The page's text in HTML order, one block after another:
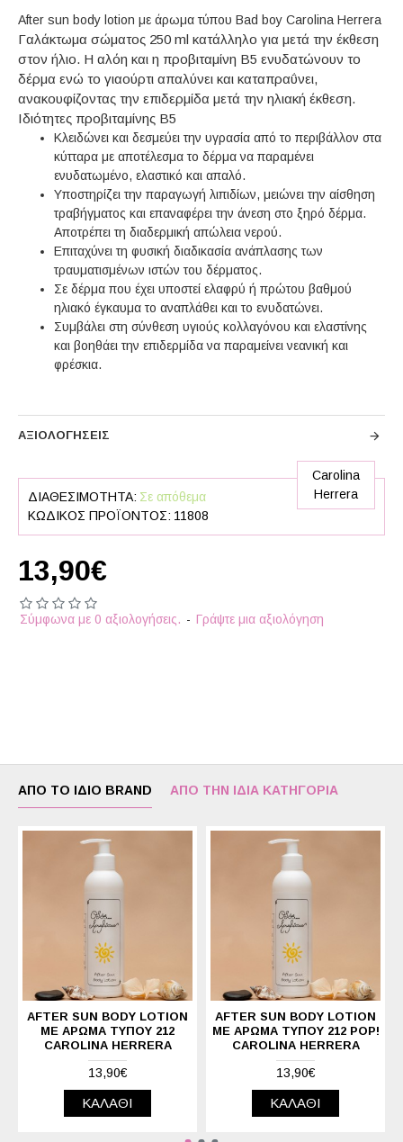
After sun body lotion με άρωμα τύπου Bad boy Carolina Herrera
Γαλάκτωμα σώματος 250 ml κατάλληλο για μετά την έκθεση
στον ήλιο. Η αλόη και η προβιταμίνη Β5 ενυδατώνουν το
δέρμα ενώ το γιαούρτι απαλύνει και καταπραΰνει,
ανακουφίζοντας την επιδερμίδα μετά την ηλιακή έκθεση.
Ιδιότητες προβιταμίνης Β5
Κλειδώνει και δεσμεύει την υγρασία από το περιβάλλον στα
κύτταρα με αποτέλεσμα το δέρμα να παραμένει
ενυδατωμένο, ελαστικό και απαλό.
Υποστηρίζει την παραγωγή λιπιδίων, μειώνει την αίσθηση
τραβήγματος και επαναφέρει την άνεση στο ξηρό δέρμα.
Αποτρέπει τη διαδερμική απώλεια νερού.
Επιταχύνει τη φυσική διαδικασία ανάπλασης των
τραυματισμένων ιστών του δέρματος.
Σε δέρμα που έχει υποστεί ελαφρύ ή πρώτου βαθμού
ηλιακό έγκαυμα το αναπλάθει και το ενυδατώνει.
Συμβάλει στη σύνθεση υγιούς κολλαγόνου και ελαστίνης
και βοηθάει την επιδερμίδα να παραμείνει νεανική και
φρέσκια.
ΑΞΙΟΛΟΓΉΣΕΙΣ
ΔΙΑΘΕΣΙΜΌΤΗΤΑ: Σε απόθεμα
ΚΩΔΙΚΌΣ ΠΡΟΪΌΝΤΟΣ: 11808
Carolina
Herrera
Σύμφωνα με 0 αξιολογήσεις. - Γράψτε μια αξιολόγηση
13,90€
ΑΠΌ ΤΟ ΊΔΙΟ BRAND ΑΠΌ ΤΗΝ ΊΔΙΑ ΚΑΤΗΓΟΡΊΑ
AFTER SUN BODY LOTION
ΜΕ ΆΡΩΜΑ ΤΎΠΟΥ 212
CAROLINA HERRERA
13,90€
ΚΑΛΆΘΙ
AFTER SUN BODY LOTION
ΜΕ ΆΡΩΜΑ ΤΎΠΟΥ 212 POP!
CAROLINA HERRERA
13,90€
ΚΑΛΆΘΙ